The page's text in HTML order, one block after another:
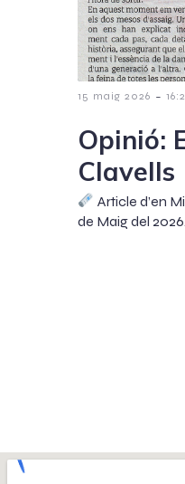
15 maig 2026 -
Opinió:
Clavells
Article d’en
de Maig del 2026.